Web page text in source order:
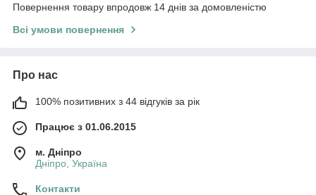
Повернення товару впродовж 14 днів за домовленістю
Всі умови повернення
Про нас
100% позитивних з 44 відгуків за рік
Працює з 01.06.2015
м. Дніпро
Дніпро, Україна
Контакти